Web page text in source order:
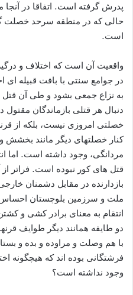
پدرش گرفته است. اتفاقا در
حالی که در منطقه سرحد خصلت
است.
واقعیت آن است که اختلاف و
در جوامع سنتی با بافت قبیله
به نزاع جمعی بشود و طی آن
دنبال هر قتلی بازماندگان مقتول
خصلتی امروزی نیست، بلکه از
کنار خصلتهای دیگر مانند
مردانگی، وجود داشته است. اما
قتل های کور نبوده است. فراتر
بازدارنده در مقابل دشمنان
ملت و سرزمین بلوچستان احساس
انتقام به معنای برادر کشی و
دو طایفه همانند دیگر طوایف
با هم وصلت و مراوده و بده و
فرشتگانی بوده اند که هیچگونه
وجود نداشته است؟